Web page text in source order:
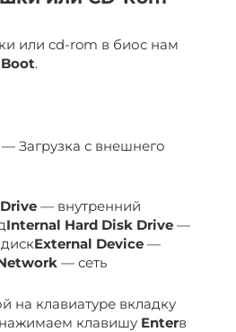
или cd-rom в биос нам
Boot.
— Загрузка с внешнего
— внутренний
Internal Hard Disk Drive —
External Device —
— сеть
на клавиатуре вкладку
нажимаем клавишу Enterв